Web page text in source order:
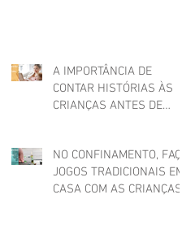
A IMPORTÂNCIA DE
CONTAR HISTÓRIAS ÀS
CRIANÇAS ANTES DE
NO CONFINAMENTO, FAÇA
JOGOS TRADICIONAIS EM
CASA COM AS CRIANÇAS